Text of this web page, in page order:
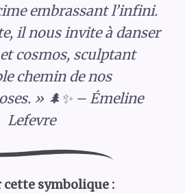
embrassant l’infini.
il nous invite à danser
cosmos, sculptant
chemin de nos
» 🌲✨ – Émeline
Lefevre
cette symbolique :